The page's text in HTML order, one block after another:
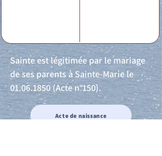
Sainte est légitimée par le mariage
de ses parents à Sainte-Marie le
01.06.1850(Acte n°150).
Acte de naissance